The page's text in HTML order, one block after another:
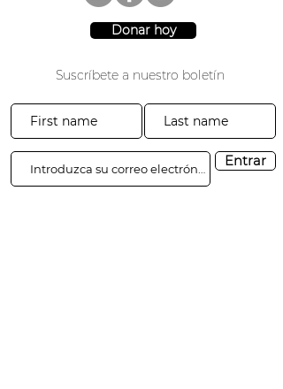
Donar hoy
Suscríbete a nuestro boletín
Entrar